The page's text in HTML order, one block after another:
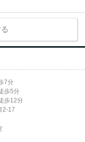
7分
歩5分
歩12分
2-17